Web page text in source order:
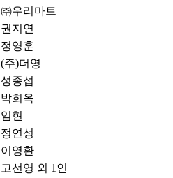
㈜우리마트
권지연
정영훈
(주)더영
성종섭
박희옥
임현
정연성
이영환
고선영 외 1인